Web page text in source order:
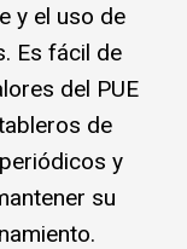
y el uso de
Es fácil de
del PUE
de
y
su